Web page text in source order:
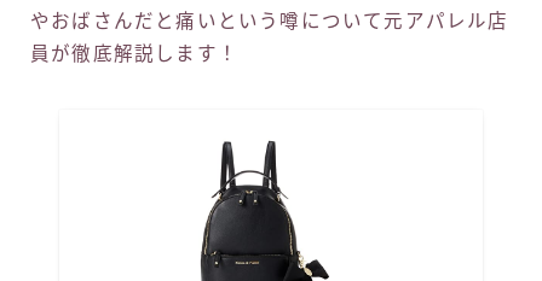
やおばさんだと痛いという噂について元アパレル店
員が徹底解説します！